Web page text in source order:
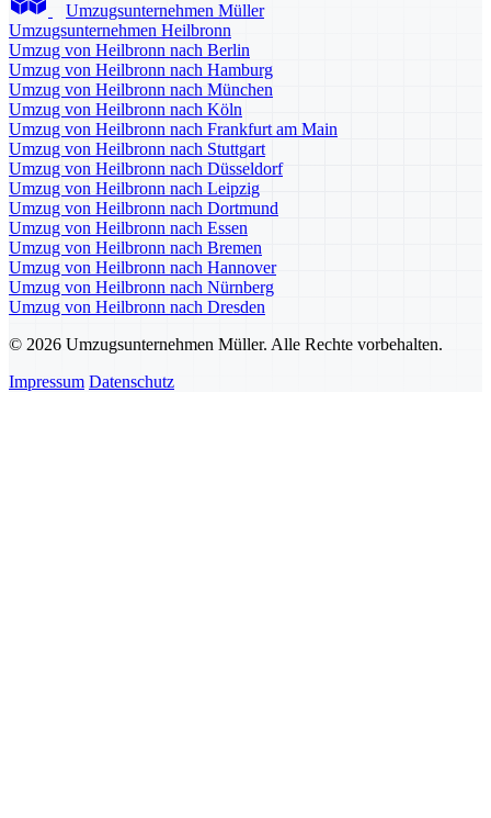
Umzugsunternehmen Müller
Umzugsunternehmen Heilbronn
Umzug von Heilbronn nach Berlin
Umzug von Heilbronn nach Hamburg
Umzug von Heilbronn nach München
Umzug von Heilbronn nach Köln
Umzug von Heilbronn nach Frankfurt am Main
Umzug von Heilbronn nach Stuttgart
Umzug von Heilbronn nach Düsseldorf
Umzug von Heilbronn nach Leipzig
Umzug von Heilbronn nach Dortmund
Umzug von Heilbronn nach Essen
Umzug von Heilbronn nach Bremen
Umzug von Heilbronn nach Hannover
Umzug von Heilbronn nach Nürnberg
Umzug von Heilbronn nach Dresden
© 2026 Umzugsunternehmen Müller. Alle Rechte vorbehalten.
Impressum Datenschutz